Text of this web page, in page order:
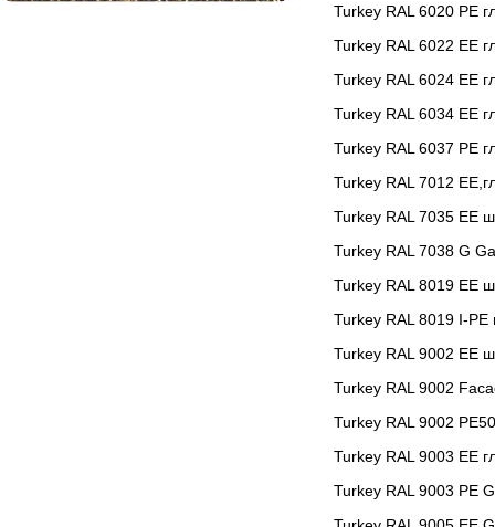
Turkey RAL 6020 РЕ
Turkey RAL 6022 EE
Turkey RAL 6024 EE
Turkey RAL 6034 ЕЕ
Turkey RAL 6037 PE
Turkey RAL 7012
Turkey RAL 7035 EE
Turkey RAL 7038 G
Turkey RAL 8019 EE
Turkey RAL 8019 I-
Turkey RAL 9002 EE
Turkey RAL 9002
Turkey RAL 9002
Turkey RAL 9003 EE
Turkey RAL 9003 РЕ